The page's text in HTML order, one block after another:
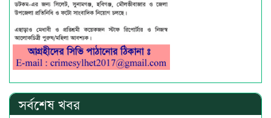
সর্বশেষ খবর